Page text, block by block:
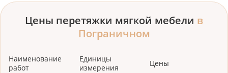
Цены перетяжки мягкой мебели в
Пограничном
Наименование
работ
Единицы
измерения
Цены